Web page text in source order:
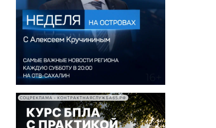
СОЦРЕКЛАМА • КОНТРАКТНАЯСЛУЖБА65.РФ